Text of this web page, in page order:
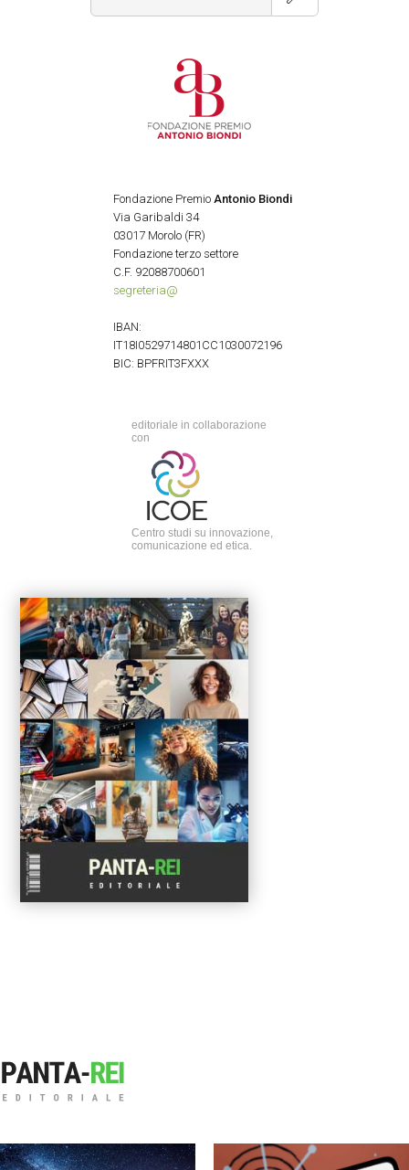
Fondazione Premio Antonio Biondi
Via Garibaldi 34
03017 Morolo (FR)
Fondazione terzo settore
C.F. 92088700601
segreteria@
IBAN:
IT18I0529714801CC1030072196
BIC: BPFRIT3FXXX
editoriale in collaborazione
con
Centro studi su innovazione,
comunicazione ed etica.